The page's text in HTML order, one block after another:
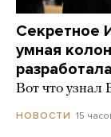
Секретное
умная
Вот что узнал
НОВОСТИ 15